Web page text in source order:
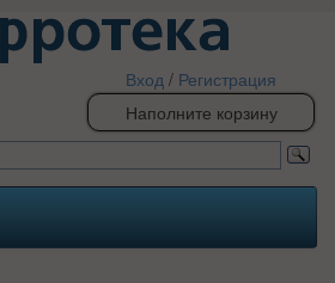
Вход / Регистрация
Наполните корзину